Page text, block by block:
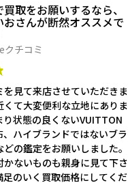
取をお願いするなら、
おさんが断然オススメで
チコミ
を見て来店させていただきま
くて大変便利な立地にありま
り状態の良くないVUITTON
、ハイブランドではないブラ
の鑑定をお願いしました。
かないものも親身に見て下さ
足のいく買取価格にしてくだ